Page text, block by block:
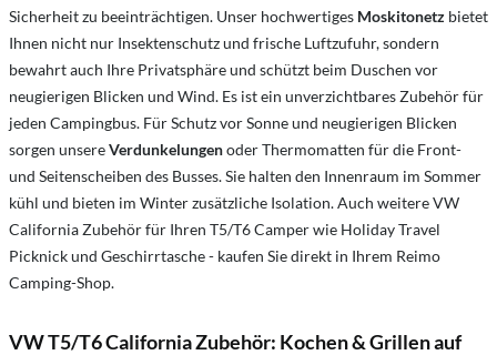
Sicherheit zu beeinträchtigen. Unser hochwertiges Moskitonetz bietet
Ihnen nicht nur Insektenschutz und frische Luftzufuhr, sondern
bewahrt auch Ihre Privatsphäre und schützt beim Duschen vor
neugierigen Blicken und Wind. Es ist ein unverzichtbares Zubehör für
jeden Campingbus. Für Schutz vor Sonne und neugierigen Blicken
sorgen unsereVerdunkelungenoder Thermomatten für die Front-
und Seitenscheiben des Busses. Sie halten den Innenraum im Sommer
kühl und bieten im Winter zusätzliche Isolation. Auch weitere VW
California Zubehör für Ihren T5/T6 Camper wie Holiday Travel
Picknick und Geschirrtasche - kaufen Sie direkt in Ihrem Reimo
Camping-Shop.
VW T5/T6 California Zubehör: Kochen & Grillen auf